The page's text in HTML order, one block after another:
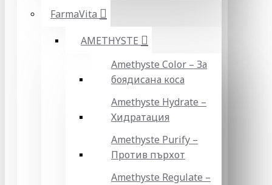
FarmaVita
AMETHYSTE
Amethyste Color – За
боядисана коса
Amethyste Hydrate –
Хидратация
Amethyste Purify –
Против пърхот
Amethyste Regulate –